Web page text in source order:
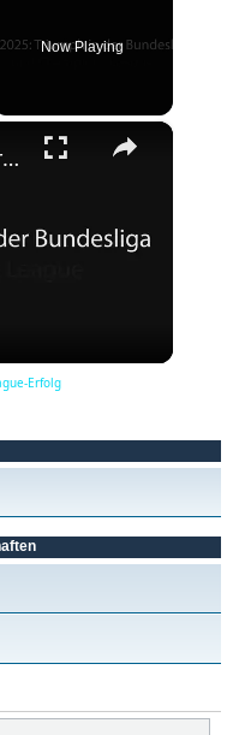
Now Playing
×
BVB 2025: Meisterschaft und Champions League-Erfolg
Erfolg